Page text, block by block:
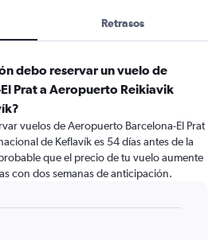
Retrasos
debo reservar un vuelo de
Prat a Aeropuerto Reikiavik
vuelos de Aeropuerto Barcelona-El Prat
de Keflavík es 54 días antes de la
que el precio de tu vuelo aumente
con dos semanas de anticipación.